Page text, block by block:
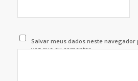
Salvar meus dados neste navegador
vez que eu comentar.